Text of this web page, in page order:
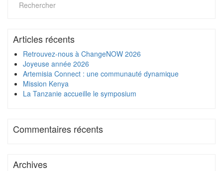
Articles récents
Retrouvez-nous à ChangeNOW 2026
Joyeuse année 2026
Artemisia Connect : une communauté dynamique
Mission Kenya
La Tanzanie accueille le symposium
Commentaires récents
Archives